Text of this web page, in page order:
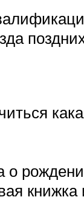
книжка